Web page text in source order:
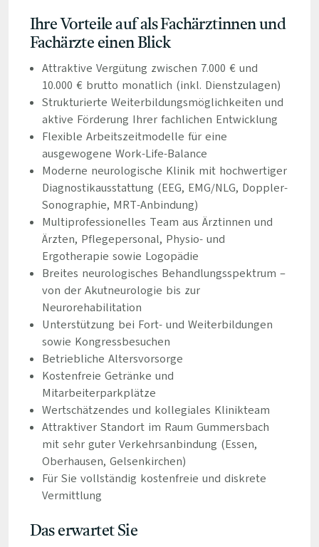
Ihre Vorteile auf als Fachärztinnen und
Fachärzte einen Blick
Attraktive Vergütung zwischen 7.000 € und
10.000 € brutto monatlich (inkl. Dienstzulagen)
Strukturierte Weiterbildungsmöglichkeiten und
aktive Förderung Ihrer fachlichen Entwicklung
Flexible Arbeitszeitmodelle für eine
ausgewogene Work-Life-Balance
Moderne neurologische Klinik mit hochwertiger
Diagnostikausstattung (EEG, EMG/NLG, Doppler-
Sonographie, MRT-Anbindung)
Multiprofessionelles Team aus Ärztinnen und
Ärzten, Pflegepersonal, Physio- und
Ergotherapie sowie Logopädie
Breites neurologisches Behandlungsspektrum –
von der Akutneurologie bis zur
Neurorehabilitation
Unterstützung bei Fort- und Weiterbildungen
sowie Kongressbesuchen
Betriebliche Altersvorsorge
Kostenfreie Getränke und
Mitarbeiterparkplätze
Wertschätzendes und kollegiales Klinikteam
Attraktiver Standort im Raum Gummersbach
mit sehr guter Verkehrsanbindung (Essen,
Oberhausen, Gelsenkirchen)
Für Sie vollständig kostenfreie und diskrete
Vermittlung
Das erwartet Sie